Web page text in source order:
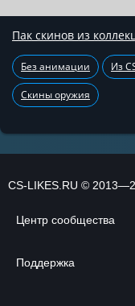
Пак скинов из
Без анимации Из
Скины оружия
CS-LIKES.RU ©
Центр сообщества
Поддержка